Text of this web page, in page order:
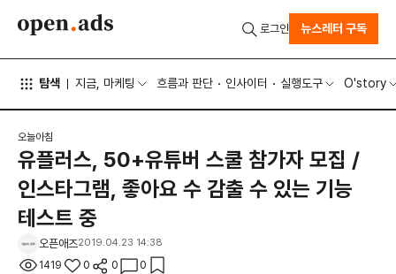
탐색 지금, 마케팅 흐름과 판단 인사이터 실행도구 O'story
로그인 뉴스레터 구독
오늘아침
유플러스, 50+유튜버 스쿨 참가자 모집 /
인스타그램, 좋아요 수 감출 수 있는 기능
테스트 중
오픈애즈2019.04.23 14:38
1419 0 0 0